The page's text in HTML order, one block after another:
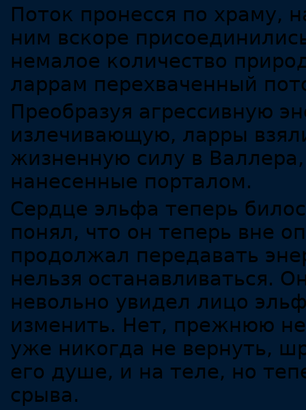
Поток пронесся по храму,
ним вскоре
немалое количество
ларрам перехваченный
Преобразуя агрессивную
излечивающую, ларры
жизненную силу в
нанесенные порталом.
Сердце эльфа теперь
понял, что он теперь вне
продолжал передавать
нельзя останавливаться.
невольно увидел лицо
изменить. Нет, прежнюю
уже никогда не вернуть,
его душе, и на теле, но
срыва.